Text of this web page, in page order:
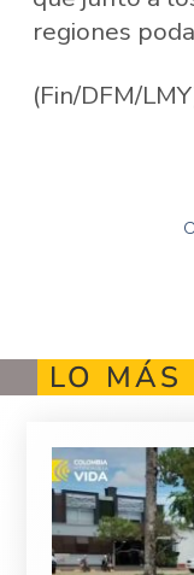
regiones
(Fin/DFM/
LO MÁS